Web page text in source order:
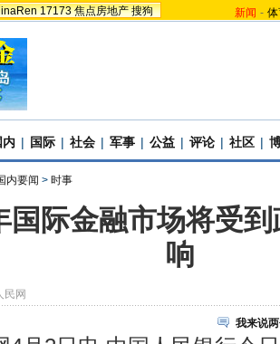
17173 焦点房地产 搜狗 新闻 -
内 | 国际 | 社会 | 军事 | 公益 | 评论 | 社区 |
内要闻 > 时事
国际金融市场将受
响
民网
我来说